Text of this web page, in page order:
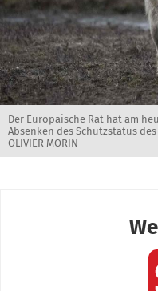
Der Europäische Rat hat am
Absenken des Schutzstatus
OLIVIER MORIN